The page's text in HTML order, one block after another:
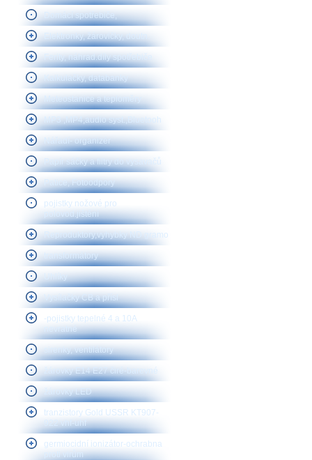
Domácí spotřebiče,
Elektronky, žárovičky, doutn.
Ferity, náhrad.díly spotřebiče
Kalkulačky, databanky
Meteostanice a teploměry
MP3 ,MP4,audio syst.,Bluetooh
Nářadí- organizér
Papír sáčky a filtry do vysavačů
Patice, Fotoodpory
pojistky nožové pro
polovod.jištění
Reproduktory,vyhybky ND gramo
transformátory
Uhlíky
Vysílačky CB a přísl
-pojistky tepelné 4 a 10A
nevratné
sirenky, ventilátory
žárovky E14 E27 čiré-barevné
žárovky LED
tranzistory Gold USSR KT907-
922 vhf-uhf
germiocidní ionizátor-ochrabna
proti virům